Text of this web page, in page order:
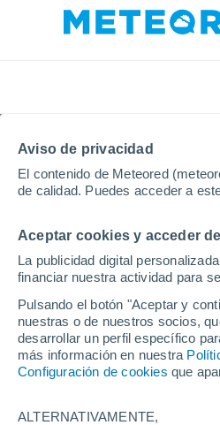
Aviso de privacidad
El contenido de Meteored
de calidad. Puedes acceder a
Aceptar cookies y acceder
La publicidad digital
financiar nuestra actividad para
Pulsando el botón "Aceptar y
nuestras o de nuestros socios,
desarrollar un perfil específico
más información en nuestra
Configuración de cookies que
ALTERNATIVAMENTE,
Inicio Vídeos